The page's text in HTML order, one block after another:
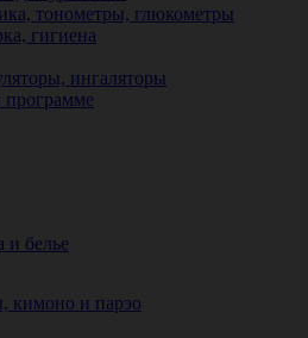
тонометры, глюкометры
гигиена
ингаляторы
и белье
кимоно и парэо